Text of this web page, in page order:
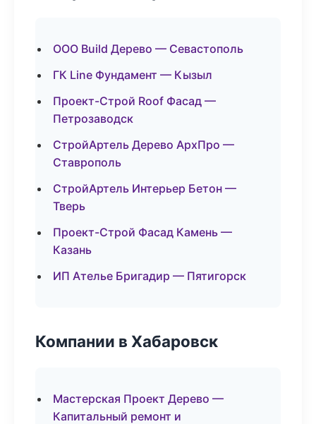
ООО Build Дерево — Севастополь
ГК Line Фундамент — Кызыл
Проект-Строй Roof Фасад —
Петрозаводск
СтройАртель Дерево АрхПро —
Ставрополь
СтройАртель Интерьер Бетон —
Тверь
Проект-Строй Фасад Камень —
Казань
ИП Ателье Бригадир — Пятигорск
Компании в Хабаровск
Мастерская Проект Дерево —
Капитальный ремонт и